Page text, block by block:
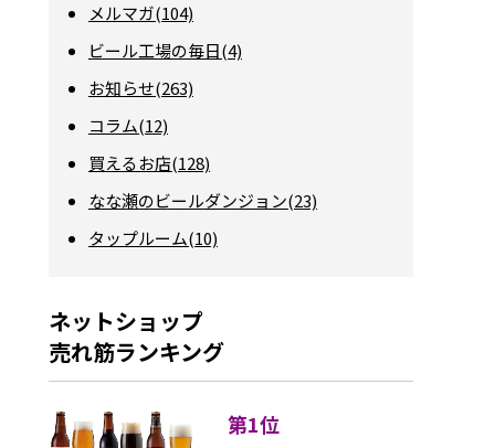
メルマガ(104)
ビール工場の毎日(4)
お知らせ(263)
コラム(12)
買えるお店(128)
なな瀬のビールダンジョン(23)
タップルーム(10)
ネットショップ
売れ筋ランキング
第1位